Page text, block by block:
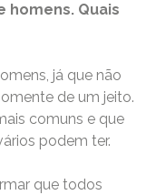
Quais
já que não
de um jeito.
comuns e que
podem ter.
que todos